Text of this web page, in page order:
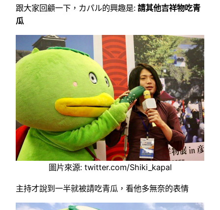
跟大家回顧一下，カパル的興趣是: 請其他吉祥物吃青
瓜
圖片來源: twitter.com/Shiki_kapal
主持才說到一半就被請吃青瓜，看他多無奈的表情